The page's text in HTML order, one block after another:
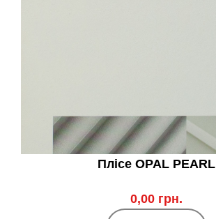
Плісе OPAL PEARL
0,00 грн.